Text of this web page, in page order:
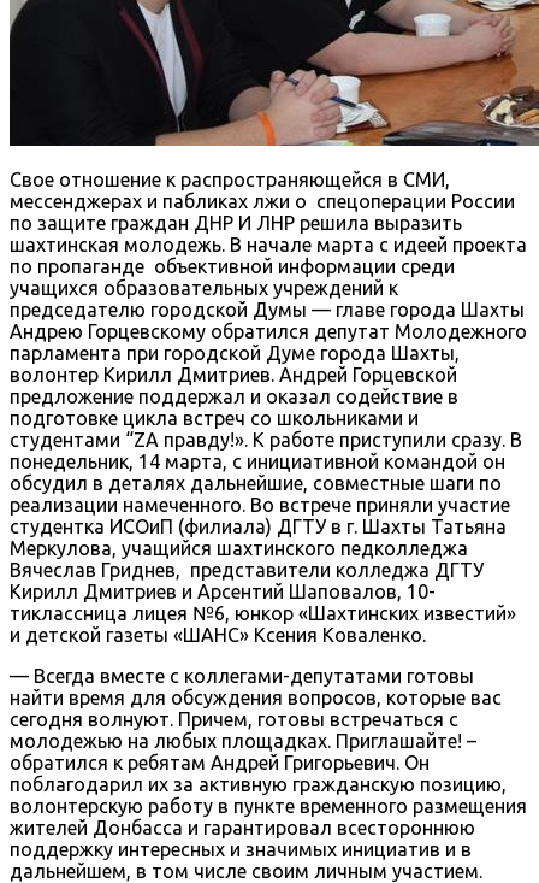
Свое отношение к распространяющейся в СМИ,
мессенджерах и пабликах лжи о спецоперации России
по защите граждан ДНР И ЛНР решила выразить
шахтинская молодежь. В начале марта с идеей проекта
по пропаганде объективной информации среди
учащихся образовательных учреждений к
председателю городской Думы — главе города Шахты
Андрею Горцевскому обратился депутат Молодежного
парламента при городской Думе города Шахты,
волонтер Кирилл Дмитриев. Андрей Горцевской
предложение поддержал и оказал содействие в
подготовке цикла встреч со школьниками и
студентами “ZА правду!». К работе приступили сразу. В
понедельник, 14 марта, с инициативной командой он
обсудил в деталях дальнейшие, совместные шаги по
реализации намеченного. Во встрече приняли участие
студентка ИСОиП (филиала) ДГТУ в г. Шахты Татьяна
Меркулова, учащийся шахтинского педколледжа
Вячеслав Гриднев, представители колледжа ДГТУ
Кирилл Дмитриев и Арсентий Шаповалов, 10-
тиклассница лицея №6, юнкор «Шахтинских известий»
и детской газеты «ШАНС» Ксения Коваленко.
— Всегда вместе с коллегами-депутатами готовы
найти время для обсуждения вопросов, которые вас
сегодня волнуют. Причем, готовы встречаться с
молодежью на любых площадках. Приглашайте! –
обратился к ребятам Андрей Григорьевич. Он
поблагодарил их за активную гражданскую позицию,
волонтерскую работу в пункте временного размещения
жителей Донбасса и гарантировал всестороннюю
поддержку интересных и значимых инициатив и в
дальнейшем, в том числе своим личным участием.